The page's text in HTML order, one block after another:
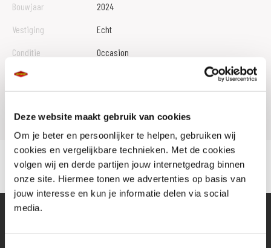
Deze website maakt gebruik van cookies
Om je beter en persoonlijker te helpen, gebruiken wij
cookies en vergelijkbare technieken. Met de cookies
volgen wij en derde partijen jouw internetgedrag binnen
onze site. Hiermee tonen we advertenties op basis van
jouw interesse en kun je informatie delen via social
media.
Bouwjaar
2024
Vestiging
Echt
Conditie
Occasion
Rijbewijs type